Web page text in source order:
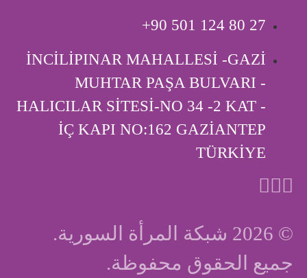
‎+90 501 124 80 27
İNCİLİPINAR MAHALLESİ -GAZİ
MUHTAR PAŞA BULVARI -
HALICILAR SİTESİ-NO 34 -2 KAT -
İÇ KAPI ‎NO:162 GAZİANTEP
TÜRKİYE
© 2026 شبكة المرأة السورية.
جميع الحقوق محفوظة.